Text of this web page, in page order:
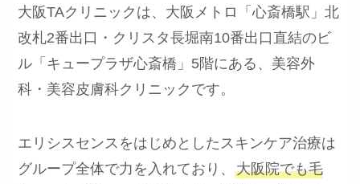
大阪TAクリニックは、大阪メトロ「心斎橋駅」北
改札2番出口・クリスタ長堀南10番出口直結のビ
ル「キュープラザ心斎橋」5階にある、美容外
科・美容皮膚科クリニックです。
エリシスセンスをはじめとしたスキンケア治療は
グループ全体で力を入れており、大阪院でも毛